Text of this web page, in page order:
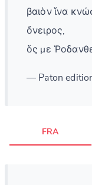
βαιὸν ἵνα
ὄνειρος,
ὅς με
— Paton
FRA